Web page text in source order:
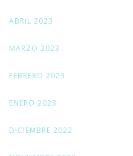
ABRIL 2023
MARZO 2023
FEBRERO 2023
ENERO 2023
DICIEMBRE 2022